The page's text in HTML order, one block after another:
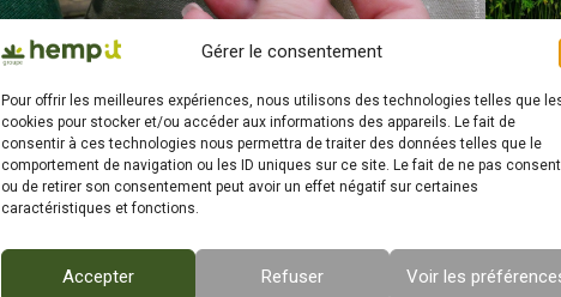
Gérer le consentement
Pour offrir les meilleures expériences, nous utilisons des technologies telles que
cookies pour stocker et/ou accéder aux informations des appareils. Le fait de
consentir à ces technologies nous permettra de traiter des données telles que le
comportement de navigation ou les ID uniques sur ce site. Le fait de ne pas
ou de retirer son consentement peut avoir un effet négatif sur certaines
caractéristiques et fonctions.
Accepter Refuser Voir les
Événements
Les 60 ans